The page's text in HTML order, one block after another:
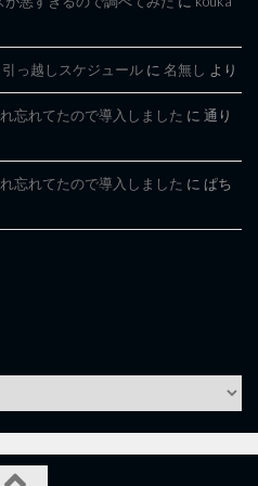
っ越しスケジュール に 名無し より
忘れてたので導入しました に 通り
忘れてたので導入しました に ぱち